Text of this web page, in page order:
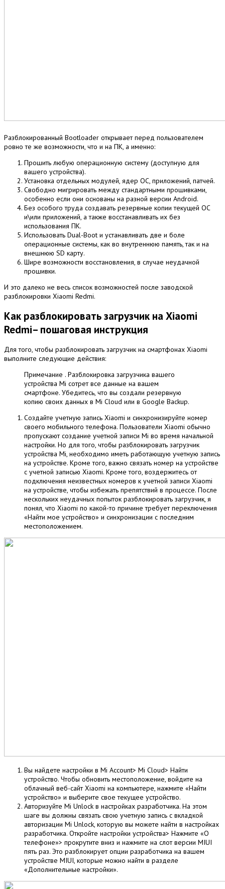
Разблокированный Bootloader открывает перед пользователем
ровно те же возможности, что и на ПК, а именно:
Прошить любую операционную систему (доступную для
вашего устройства).
Установка отдельных модулей, ядер ОС, приложений, патчей.
Свободно мигрировать между стандартными прошивками,
особенно если они основаны на разной версии Android.
Без особого труда создавать резервные копии текущей ОС
и\или приложений, а также восстанавливать их без
использования ПК.
Использовать Dual-Boot и устанавливать две и боле
операционные системы, как во внутреннюю память, так и на
внешнюю SD карту.
Шире возможности восстановления, в случае неудачной
прошивки.
И это далеко не весь список возможностей после заводской
разблокировки Xiaomi Redmi.
Как разблокировать загрузчик на Xiaomi
Redmi– пошаговая инструкция
Для того, чтобы разблокировать загрузчик на смартфонах Xiaomi
выполните следующие действия:
Примечание . Разблокировка загрузчика вашего
устройства Mi сотрет все данные на вашем
смартфоне. Убедитесь, что вы создали резервную
копию своих данных в Mi Cloud или в Google Backup.
Создайте учетную запись Xiaomi и синхронизируйте номер
своего мобильного телефона. Пользователи Xiaomi обычно
пропускают создание учетной записи Mi во время начальной
настройки. Но для того, чтобы разблокировать загрузчик
устройства Mi, необходимо иметь работающую учетную запись
на устройстве. Кроме того, важно связать номер на устройстве
с учетной записью Xiaomi. Кроме того, воздержитесь от
подключения неизвестных номеров к учетной записи Xiaomi
на устройстве, чтобы избежать препятствий в процессе. После
нескольких неудачных попыток разблокировать загрузчик, я
понял, что Xiaomi по какой-то причине требует переключения
«Найти мое устройство» и синхронизации с последним
местоположением.
Вы найдете настройки в Mi Account> Mi Cloud> Найти
устройство. Чтобы обновить местоположение, войдите на
облачный веб-сайт Xiaomi на компьютере, нажмите «Найти
устройство» и выберите свое текущее устройство.
Авторизуйте Mi Unlock в настройках разработчика. На этом
шаге вы должны связать свою учетную запись с вкладкой
авторизации Mi Unlock, которую вы можете найти в настройках
разработчика. Откройте настройки устройства> Нажмите «О
телефоне»> прокрутите вниз и нажмите на слот версии MIUI
пять раз. Это разблокирует опции разработчика на вашем
устройстве MIUI, которые можно найти в разделе
«Дополнительные настройки».